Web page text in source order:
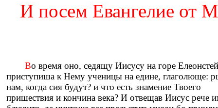
И посем Евангелие от
Во время оно, седящу Иисусу на горе
приступиша к Нему ученицы на едине, глаголюще:
нам, когда сия будут? и что есть знамение Твоего
пришествия и кончина века? И отвещав Иисус рече